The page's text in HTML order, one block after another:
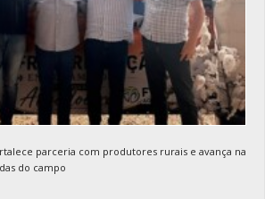
parceria com produtores rurais e avança na
do campo